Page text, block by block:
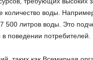
количество воды.
500 литров воды. Это
поведении потребителей.